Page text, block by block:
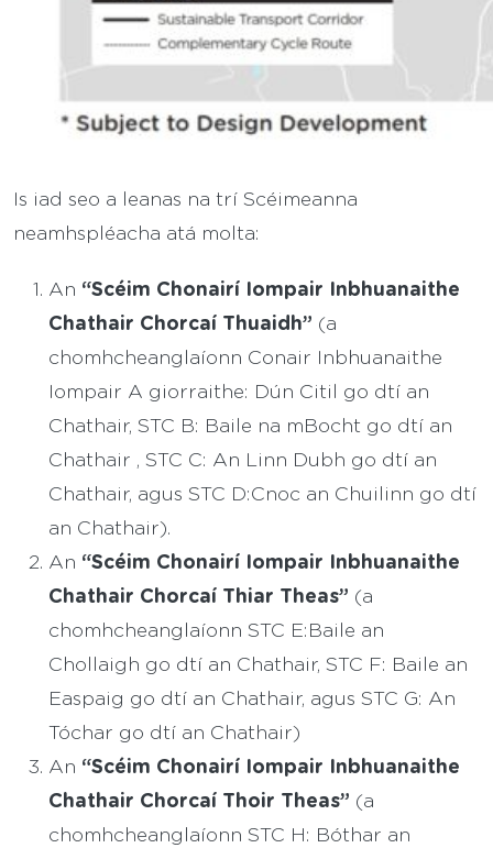
Is iad seo a leanas na trí Scéimeanna
neamhspléacha atá molta:
An “Scéim Chonairí Iompair Inbhuanaithe
Chathair Chorcaí Thuaidh” (a
chomhcheanglaíonn Conair Inbhuanaithe
Iompair A giorraithe: Dún Citil go dtí an
Chathair, STC B: Baile na mBocht go dtí an
Chathair , STC C: An Linn Dubh go dtí an
Chathair, agus STC D:Cnoc an Chuilinn go dtí
an Chathair).
An “Scéim Chonairí Iompair Inbhuanaithe
Chathair Chorcaí Thiar Theas” (a
chomhcheanglaíonn STC E:Baile an
Chollaigh go dtí an Chathair, STC F: Baile an
Easpaig go dtí an Chathair, agus STC G: An
Tóchar go dtí an Chathair)
An “Scéim Chonairí Iompair Inbhuanaithe
Chathair Chorcaí Thoir Theas” (a
chomhcheanglaíonn STC H: Bóthar an